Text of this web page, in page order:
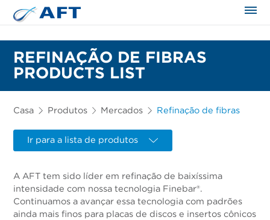
REFINAÇÃO DE FIBRAS
PRODUCTS LIST
Casa Produtos Mercados Refinação de fibras
Ir para a lista de produtos
A AFT tem sido líder em refinação de baixíssima
intensidade com nossa tecnologia Finebar®.
Continuamos a avançar essa tecnologia com padrões
ainda mais finos para placas de discos e insertos cônicos